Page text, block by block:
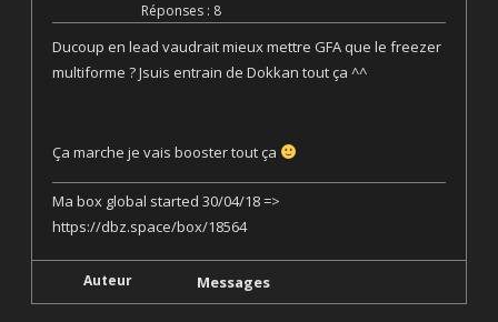
Réponses : 8
Ducoup en lead vaudrait mieux mettre GFA que le freezer
multiforme ? Jsuis entrain de Dokkan tout ça ^^
Ça marche je vais booster tout ça
Ma box global started 30/04/18 =>
https://dbz.space/box/18564
Auteur Messages